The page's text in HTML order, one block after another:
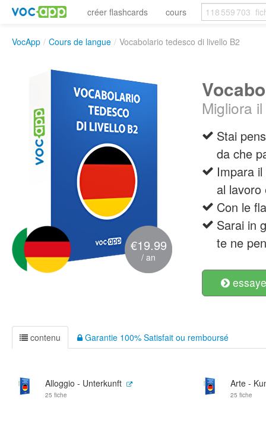
créer flashcards cours
VocApp / Cours de langue / Vocabolario tedesco di livello B2
€19.99
/ an
Migliora
Stai
da che
Impara
al
Con le
Sarai in
te ne
contenu Garantie 100% Satisfait ou remboursé
Alloggio - Unterkunft
25 fiche
Arte -
25 fiche